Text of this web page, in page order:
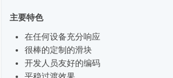
主要特色
在任何设备充分响应
很棒的定制的滑块
开发人员友好的编码